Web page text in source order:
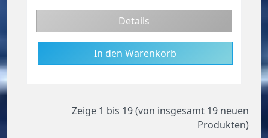
Details
Zeige 1 bis 19(von insgesamt 19 neuen
Produkten)